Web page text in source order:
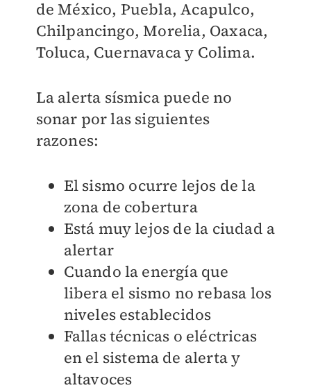
de México, Puebla, Acapulco,
Chilpancingo, Morelia, Oaxaca,
Toluca, Cuernavaca y Colima.
La alerta sísmica puede no
sonar por las siguientes
razones:
El sismo ocurre lejos de la
zona de cobertura
Está muy lejos de la ciudad a
alertar
Cuando la energía que
libera el sismo no rebasa los
niveles establecidos
Fallas técnicas o eléctricas
en el sistema de alerta y
altavoces